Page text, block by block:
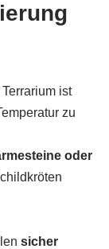
ist
zu
oder
sicher